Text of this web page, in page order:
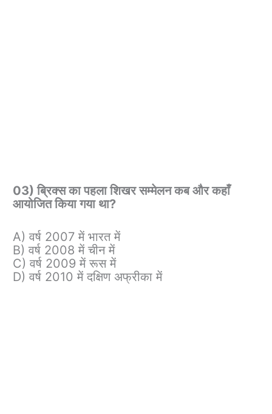
03) ब्रिक्स का पहला शिखर सम्मेलन कब और कहाँ
आयोजित किया गया था?
A) वर्ष 2007 में भारत में
B) वर्ष 2008 में चीन में
C) वर्ष 2009 में रूस में
D) वर्ष 2010 में दक्षिण अफ्रीका में